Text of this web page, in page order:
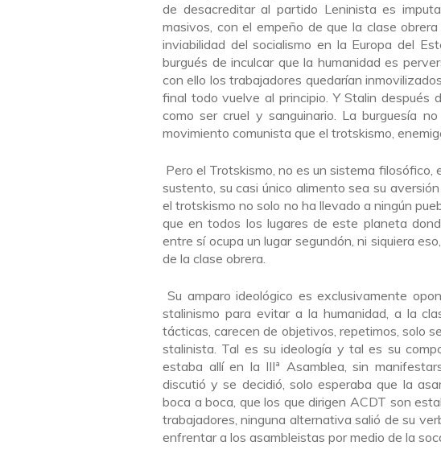
de desacreditar al partido Leninista es
masivos, con el empeño de que la clase
inviabilidad del socialismo en la Europa del
burgués de inculcar que la humanidad es
con ello los trabajadores quedarían
final todo vuelve al principio. Y Stalin después
como ser cruel y sanguinario. La burguesía
movimiento comunista que el trotskismo,
Pero el Trotskismo, no es un sistema filosófico,
sustento, su casi único alimento sea su
el trotskismo no solo no ha llevado a ningún
que en todos los lugares de este planeta
entre sí ocupa un lugar segundón, ni siquiera
de la clase obrera.
Su amparo ideológico es exclusivamente
stalinismo para evitar a la humanidad, a la
tácticas, carecen de objetivos, repetimos, solo
stalinista. Tal es su ideología y tal es su
estaba allí en la IIIª Asamblea, sin
discutió y se decidió, solo esperaba que la
boca a boca, que los que dirigen ACDT son
trabajadores, ninguna alternativa salió de su
enfrentar a los asambleistas por medio de la